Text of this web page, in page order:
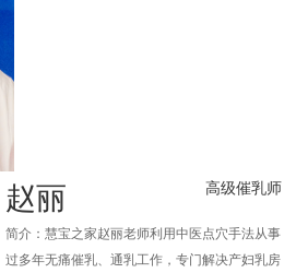
赵丽 高级催乳师
简介：慧宝之家赵丽老师利用中医点穴手法从事
过多年无痛催乳、通乳工作，专门解决产妇乳房